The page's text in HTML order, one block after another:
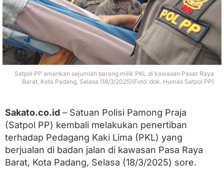
T
e
r
b
k
a
n
d
i
K
a
w
a
Satpol PP amankan sejumlah barang milik PKL di kawasan Pasar Raya
Barat, Kota Padang, Selasa (18/3/2025)(Foto: dok. Humas Satpol PP)
Sakato.co.id – Satuan Polisi Pamong Praja
(Satpol PP) kembali melakukan penertiban
terhadap Pedagang Kaki Lima (PKL) yang
berjualan di badan jalan di kawasan Pasa Raya
Barat, Kota Padang, Selasa (18/3/2025) sore.